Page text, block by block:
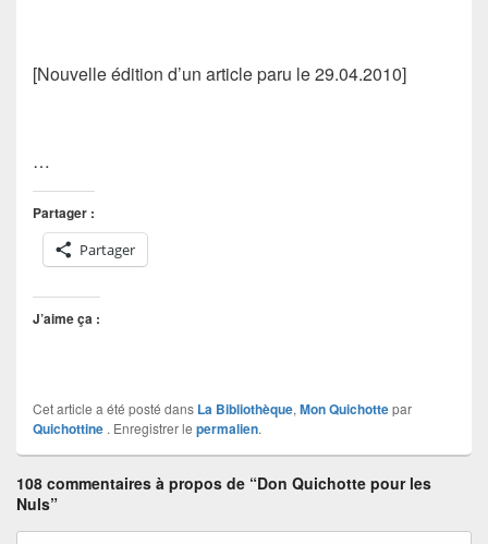
[Nouvelle édition d’un article paru le 29.04.2010]
…
Partager :
Partager
J’aime ça :
Cet article a été posté dans La Bibliothèque, Mon Quichottepar
Quichottine . Enregistrer le permalien.
108 commentaires à propos de “Don Quichotte pour les
Nuls”